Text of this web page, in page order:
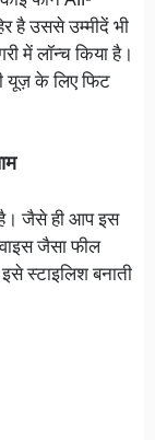
है उससे उम्मीदें भी
में लॉन्च किया है।
यूज़ के लिए फिट
है। जैसे ही आप इस
जैसा फील
स्टाइलिश बनाती